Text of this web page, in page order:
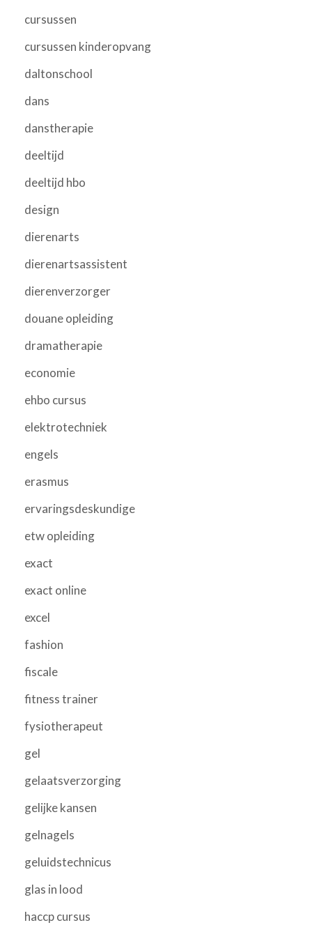
cursussen
cursussen kinderopvang
daltonschool
dans
danstherapie
deeltijd
deeltijd hbo
design
dierenarts
dierenartsassistent
dierenverzorger
douane opleiding
dramatherapie
economie
ehbo cursus
elektrotechniek
engels
erasmus
ervaringsdeskundige
etw opleiding
exact
exact online
excel
fashion
fiscale
fitness trainer
fysiotherapeut
gel
gelaatsverzorging
gelijke kansen
gelnagels
geluidstechnicus
glas in lood
haccp cursus